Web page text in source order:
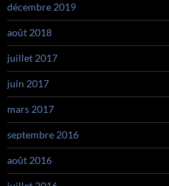
décembre 2019
août 2018
juillet 2017
juin 2017
mars 2017
septembre 2016
août 2016